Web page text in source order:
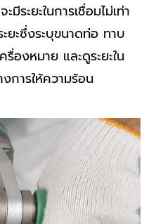
มีระยะในการเชื่อมไม่เท่า
ะซึ่งระบุขนาดท่อ ทาบ
องหมาย และดูระยะใน
การให้ความร้อน